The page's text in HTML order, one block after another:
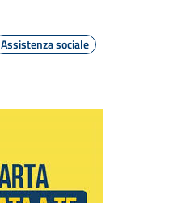
Assistenza sociale